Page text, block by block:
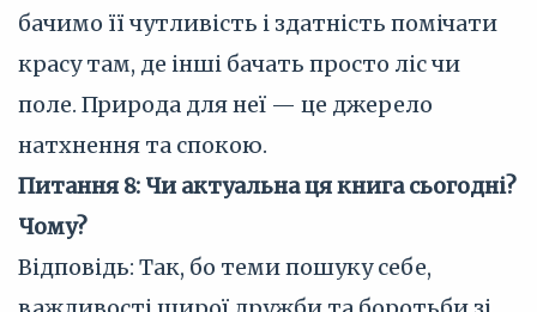
бачимо її чутливість і здатність помічати
красу там, де інші бачать просто ліс чи
поле. Природа для неї — це джерело
натхнення та спокою.
Питання 8: Чи актуальна ця книга сьогодні?
Чому?
Відповідь: Так, бо теми пошуку себе,